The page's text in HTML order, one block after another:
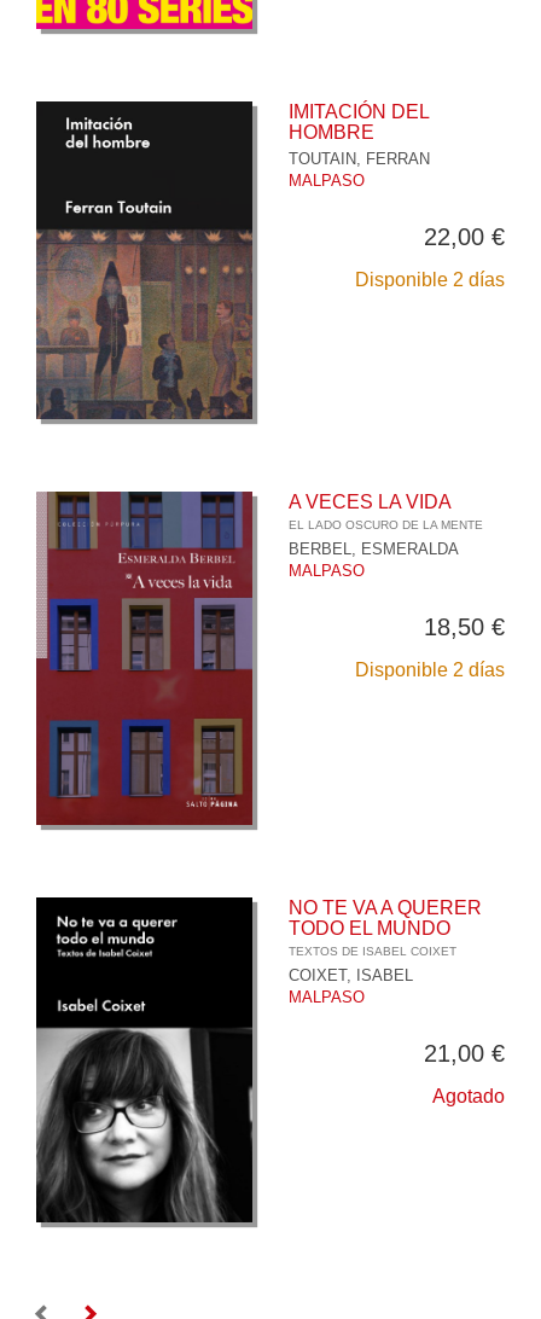
IMITACIÓN DEL
HOMBRE
TOUTAIN, FERRAN
MALPASO
22,00 €
Disponible 2 días
A VECES LA VIDA
EL LADO OSCURO DE LA MENTE
BERBEL, ESMERALDA
MALPASO
18,50 €
Disponible 2 días
NO TE VA A QUERER
TODO EL MUNDO
TEXTOS DE ISABEL COIXET
COIXET, ISABEL
MALPASO
21,00 €
Agotado